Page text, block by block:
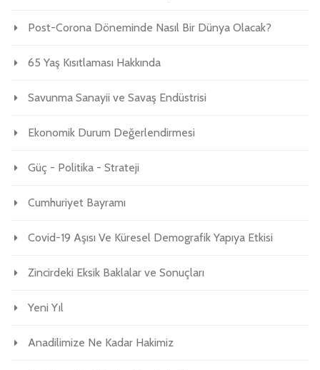
Post-Corona Döneminde Nasıl Bir Dünya Olacak?
65 Yaş Kısıtlaması Hakkında
Savunma Sanayii ve Savaş Endüstrisi
Ekonomik Durum Değerlendirmesi
Güç - Politika - Strateji
Cumhuriyet Bayramı
Covid-19 Aşısı Ve Küresel Demografik Yapıya Etkisi
Zincirdeki Eksik Baklalar ve Sonuçları
Yeni Yıl
Anadilimize Ne Kadar Hakimiz